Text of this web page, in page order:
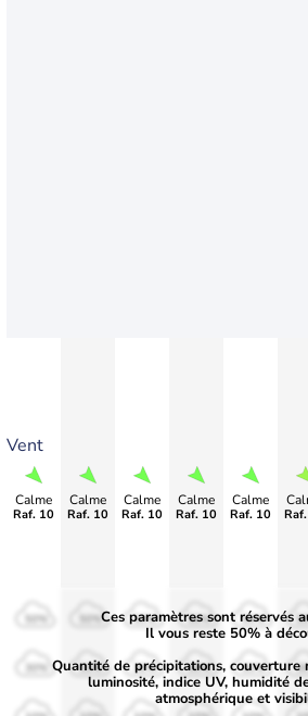
Vent
Calme
Raf. 10
Calme
Raf. 10
Calme
Raf. 10
Calme
Raf. 10
Calme
Raf. 10
50%
30%
50%
30%
50%
30%
50%
30%
50%
30%
Ces paramètres sont réservés
Il vous reste 50% à
Quantité de précipitations, couverture
luminosité, indice UV, humidité
atmosphérique et